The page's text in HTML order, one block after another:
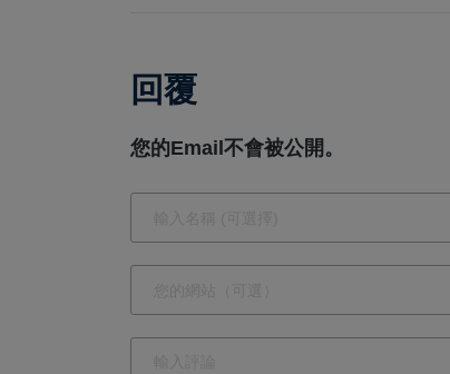
回覆
您的Email不會被公開。